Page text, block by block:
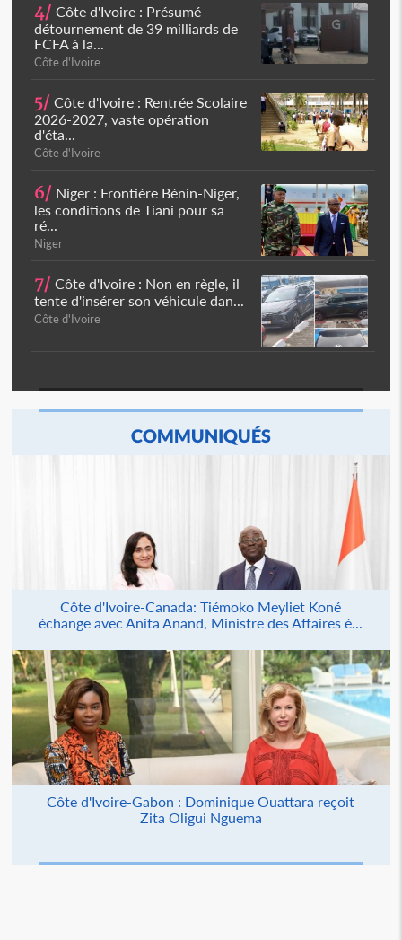
4/ Côte d'Ivoire : Présumé
détournement de 39 milliards de
FCFA à la...
Côte d'Ivoire
5/ Côte d'Ivoire : Rentrée Scolaire
2026-2027, vaste opération
d'éta...
Côte d'Ivoire
6/ Niger : Frontière Bénin-Niger,
les conditions de Tiani pour sa
ré...
Niger
7/ Côte d'Ivoire : Non en règle, il
tente d'insérer son véhicule dan...
Côte d'Ivoire
COMMUNIQUÉS
Côte d'Ivoire-Canada: Tiémoko Meyliet Koné
échange avec Anita Anand, Ministre des Affaires é...
Côte d'Ivoire-Gabon : Dominique Ouattara reçoit
Zita Oligui Nguema